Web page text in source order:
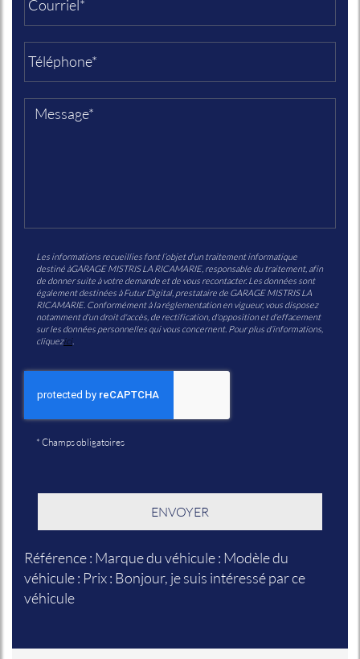
Les informations recueillies font l’objet d’un traitement informatique
destiné àGARAGE MISTRIS LA RICAMARIE, responsable du traitement, afin
de donner suite à votre demande et de vous recontacter. Les données sont
également destinées à Futur Digital, prestataire de GARAGE MISTRIS LA
RICAMARIE. Conformément à la réglementation en vigueur, vous disposez
notamment d'un droit d'accès, de rectification, d'opposition et d'effacement
sur les données personnelles qui vous concernent. Pour plus d’informations,
cliquezici.
* Champs obligatoires
Référence : Marque du véhicule : Modèle du
véhicule : Prix : Bonjour, je suis intéressé par ce
véhicule